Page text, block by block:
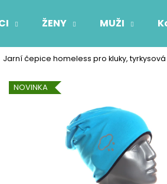
ŽENY MUŽI
Jarní čepice homeless pro kluky, tyrkysová
NOVINKA
Co potřebujete najít?
Doporučujeme